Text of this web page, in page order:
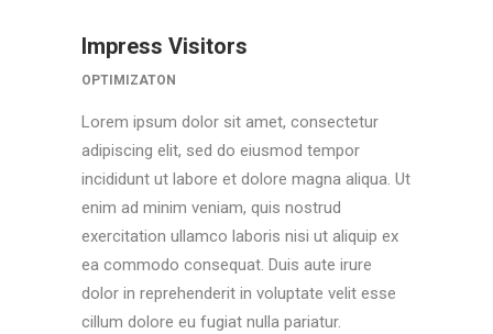
Impress Visitors
OPTIMIZATON
Lorem ipsum dolor sit amet, consectetur
adipiscing elit, sed do eiusmod tempor
incididunt ut labore et dolore magna aliqua. Ut
enim ad minim veniam, quis nostrud
exercitation ullamco laboris nisi ut aliquip ex
ea commodo consequat. Duis aute irure
dolor in reprehenderit in voluptate velit esse
cillum dolore eu fugiat nulla pariatur.